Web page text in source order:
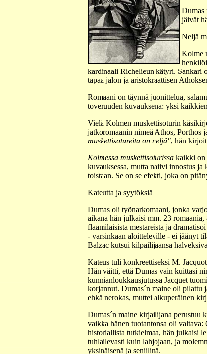
Dumas
jäivät
Neljä
Kolme
kardinaali Richelieun kätyri. Sankari
tapaa jalon ja aristokraattisen
Romaani on täynnä juonittelua,
toveruuden kuvauksena: yksi
Vielä Kolmen muskettisoturin
jatkoromaanin nimeä Athos, Porthos
muskettisotureita on neljä", hän
Kolmessa muskettisoturissa kaikki on
kuvauksessa, mutta naiivi innostus ja
toistaan. Se on se efekti, joka on
Kateutta ja syytöksiä
Dumas oli työnarkomaani, jonka
aikana hän julkaisi mm. 23
flaamilaisista mestareista ja
- varsinkaan aloitteleville - ei jäänyt
Balzac kutsui kilpailijaansa
Kateus tuli konkreettiseksi M.
Hän väitti, että Dumas vain kuittasi
kunnianloukkausjutussa Jacquet
korjannut. Dumas´n maine oli pilattu
ehkä nerokas, muttei alkuperäinen
Dumas´n maine kirjailijana perustuu
vaikka hänen tuotantonsa oli valtava:
historiallista tutkielmaa, hän julkaisi
tuhlailevasti kuin lahjojaan, ja
yksinäisenä ja seniilinä.